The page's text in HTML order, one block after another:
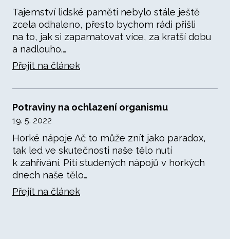
Tajemství lidské paměti nebylo stále ještě
zcela odhaleno, přesto bychom rádi přišli
na to, jak si zapamatovat více, za kratší dobu
a nadlouho.…
Přejít na článek
Potraviny na ochlazení organismu
19. 5. 2022
Horké nápoje Ač to může znít jako paradox,
tak led ve skutečnosti naše tělo nutí
k zahřívání. Pití studených nápojů v horkých
dnech naše tělo…
Přejít na článek